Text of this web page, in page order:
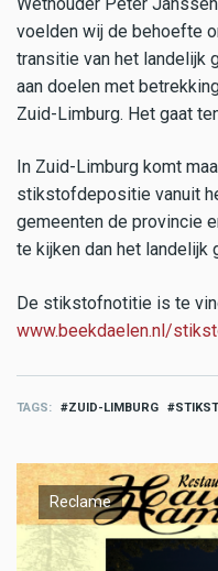
voelden wij de behoefte
transitie van het landelijk
aan doelen met
Zuid-Limburg. Het gaat
In Zuid-Limburg komt
stikstofdepositie vanuit
gemeenten de provincie
te kijken dan het landelijk
De stikstofnotitie is te
www.beekdaelen.nl/
TAGS ZUID-LIMBURG
Reclame